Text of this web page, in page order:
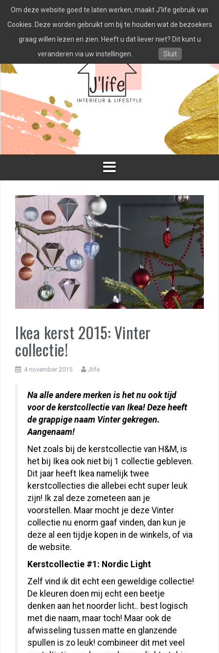
naar
inhoud
Ikea kerst 2015: Vinter
collectie!
4 november 2015 Jlife
Na alle andere merken is het nu ook tijd
voor de kerstcollectie van Ikea! Deze heeft
de grappige naam Vinter gekregen.
Aangenaam!
Net zoals bij de kerstcollectie van H&M, is
het bij Ikea ook niet bij 1 collectie gebleven.
Dit jaar heeft Ikea namelijk twee
kerstcollecties die allebei echt super leuk
zijn! Ik zal deze zometeen aan je
voorstellen. Maar mocht je deze Vinter
collectie nu enorm gaaf vinden, dan kun je
deze al een tijdje kopen in de winkels, of via
de website.
Kerstcollectie #1: Nordic Light
Zelf vind ik dit echt een geweldige collectie!
De kleuren doen mij echt een beetje
denken aan het noorder licht.. best logisch
met die naam, maar toch! Maar ook de
afwisseling tussen matte en glanzende
spullen is zo leuk! combineer dit met veel
Om deze website goed te laten werken, maakt J'life gebruik van
Cookies. Deze worden gebruikt om bij te houden wat de bezoekers
graag willen lezen en zien. Heeft u dat liever niet? Dit kunt u
veranderen via uw instellingen.
Sluit